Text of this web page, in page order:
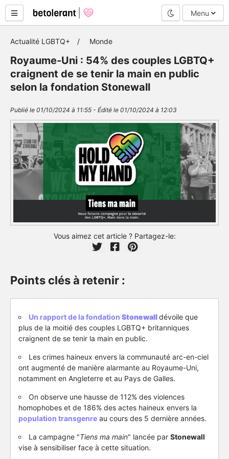
Mode nuit
Menu
Actualité LGBTQ+ Monde
Royaume-Uni : 54% des couples LGBTQ+
craignent de se tenir la main en public
selon la fondation Stonewall
Publié le 01/10/2024 à 11:55 - Édité le 01/10/2024 à 12:03
Vous aimez cet article ? Partagez-le:
Points clés à retenir :
Un rapport de la fondation Stonewalldévoile que
plus de la moitié des couples LGBTQ+ britanniques
craignent de se tenir la main en public.
Les crimes haineux envers la communauté arc-en-ciel
ont augmenté de manière alarmante au Royaume-Uni,
notamment en Angleterre et au Pays de Galles.
On observe une hausse de 112% des violences
homophobes et de 186% des actes haineux envers la
population transgenre au cours des 5 dernière années.
La campagne "Tiens ma main" lancée par Stonewall
vise à sensibiliser face à cette situation.